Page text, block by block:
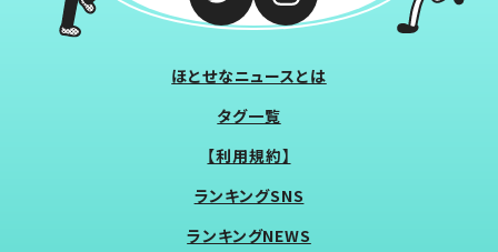
ほとせなニュースとは
タグ一覧
【利用規約】
ランキングSNS
ランキングNEWS